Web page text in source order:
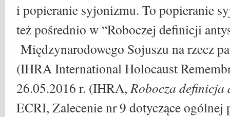
i popieranie syjonizmu. To popieranie
też pośrednio w “Roboczej definicji
Międzynarodowego Sojuszu na rzecz
(IHRA International Holocaust
26.05.2016 r. (IHRA,Robocza definicja
ECRI, Zalecenie nr 9 dotyczące